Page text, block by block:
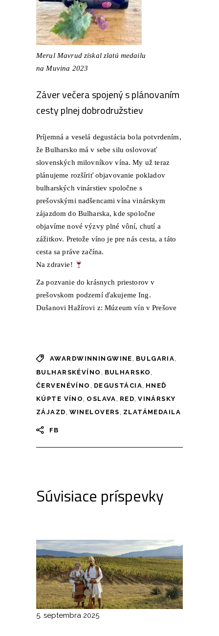
Merul Mavrud získal zlatú medailu
na Muvina 2023
Záver večera spojený s plánovaním
cesty plnej dobrodružstiev
Príjemná a veselá degustácia bola potvrdením,
že Bulharsko má v sebe silu oslovovať
slovenských milovníkov vína. My už teraz
plánujeme rozšíriť objavovanie pokladov
bulharských vinárstiev spoločne s
prešovskými nadšencami vínavinárskym
zájazdom do Bulharska, kde spoločne
objavíme nové výzvy plné vôní, chutí a
zážitkov. Pretože víno je pre nás cesta, a táto
cesta sa práve začína.
Na zdravie!
Za pozvanie do krásnych priestorov v
prešovskom podzemí ďakujeme Ing.
Dušanovi Hažírovi z:Múzeum vín v Prešove
AWARDWINNINGWINE, BULGARIA,
BULHARSKÉVÍNO BULHARSKO
ČERVENÉVÍNO DEGUSTÁCIA HNEĎ
KÚPTE VÍNO
OSLAVA RED ,VINÁRSKY
ZÁJAZD WINELOVERS ZLATÁMEDAILA
FB
Súvisiace príspevky
5. septembra 2025